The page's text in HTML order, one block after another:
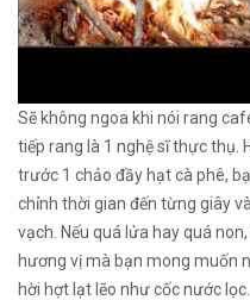
Sẽ không ngoa khi nói rang
tiếp rang là 1 nghệ sĩ thực
trước 1 chảo đầy hạt cà phê,
chỉnh thời gian đến từng giây
vạch. Nếu quá lửa hay quá
hương vị mà bạn mong muốn
hời hợt lạt lẽo như cốc nước lọc.